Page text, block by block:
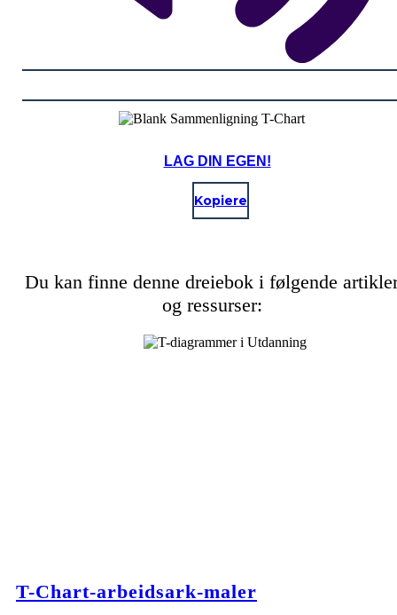
LAG DIN EGEN!
Kopiere
Du kan finne denne dreiebok i følgende
og ressurser:
T-Chart-arbeidsark-maler